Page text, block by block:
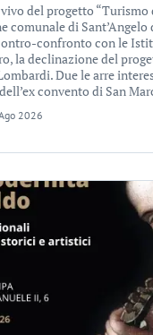
del progetto “Turismo
comunale di
confronto con le
la declinazione del
Due le arre
convento di San
2026